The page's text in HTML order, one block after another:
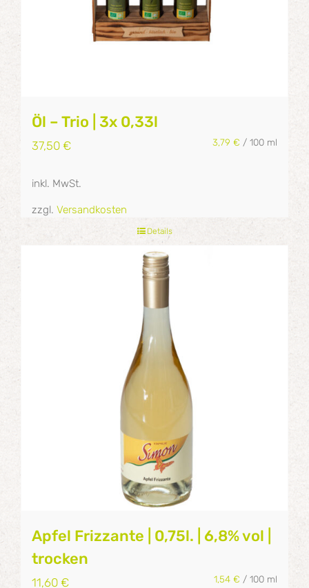
Öl – Trio | 3x 0,33l
37,50 € 3,79€ /100 ml
inkl. MwSt.
zzgl. Versandkosten
Details
Apfel Frizzante | 0,75l. | 6,8% vol |
trocken
11,60 € 1,54€ /100 ml